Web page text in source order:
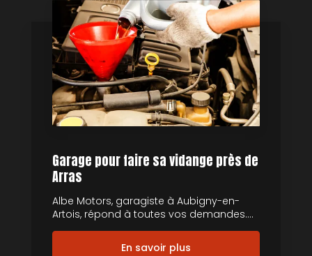
Garage pour faire sa vidange près de
Arras
Albe Motors, garagiste à Aubigny-en-
Artois, répond à toutes vos demandes....
En savoir plus